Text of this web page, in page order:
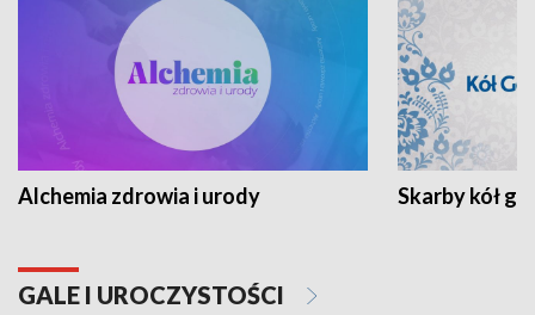
Alchemia zdrowia i urody Skarby kół
GALE I UROCZYSTOŚCI